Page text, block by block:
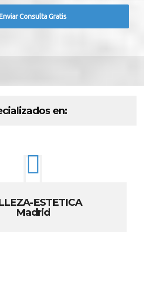
en:
ESTETICA
Madrid